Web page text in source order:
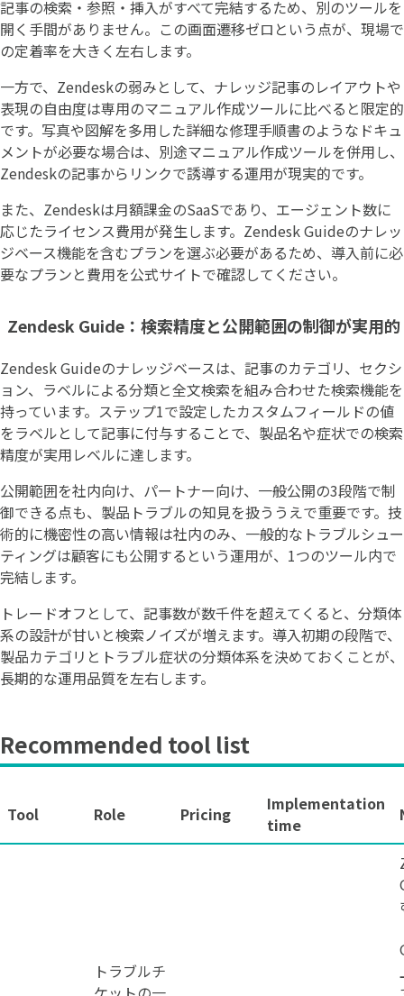
記事の検索・参照・挿入がすべて完結するため、別のツールを
開く手間がありません。この画面遷移ゼロという点が、現場で
の定着率を大きく左右します。
一方で、Zendeskの弱みとして、ナレッジ記事のレイアウトや
表現の自由度は専用のマニュアル作成ツールに比べると限定的
です。写真や図解を多用した詳細な修理手順書のようなドキュ
メントが必要な場合は、別途マニュアル作成ツールを併用し、
Zendeskの記事からリンクで誘導する運用が現実的です。
また、Zendeskは月額課金のSaaSであり、エージェント数に
応じたライセンス費用が発生します。Zendesk Guideのナレッ
ジベース機能を含むプランを選ぶ必要があるため、導入前に必
要なプランと費用を公式サイトで確認してください。
Zendesk Guide：検索精度と公開範囲の制御が実用的
Zendesk Guideのナレッジベースは、記事のカテゴリ、セクシ
ョン、ラベルによる分類と全文検索を組み合わせた検索機能を
持っています。ステップ1で設定したカスタムフィールドの値
をラベルとして記事に付与することで、製品名や症状での検索
精度が実用レベルに達します。
公開範囲を社内向け、パートナー向け、一般公開の3段階で制
御できる点も、製品トラブルの知見を扱ううえで重要です。技
術的に機密性の高い情報は社内のみ、一般的なトラブルシュー
ティングは顧客にも公開するという運用が、1つのツール内で
完結します。
トレードオフとして、記事数が数千件を超えてくると、分類体
系の設計が甘いと検索ノイズが増えます。導入初期の段階で、
製品カテゴリとトラブル症状の分類体系を決めておくことが、
長期的な運用品質を左右します。
Recommended tool list
Tool Role Pricing
Implementation
time
トラブルチ